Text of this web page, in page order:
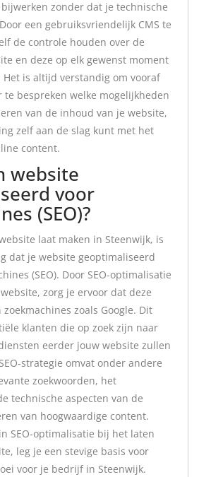
zonder dat je technische
een gebruiksvriendelijk CMS te
de controle houden over de
en deze op elk gewenst moment
is altijd verstandig om vooraf
te bespreken welke mogelijkheden
van de inhoud van je website,
zelf aan de slag kunt met het
content.
website
voor
(SEO)?
laat maken in Steenwijk, is
dat je website geoptimaliseerd
(SEO). Door SEO-optimalisatie
zorg je ervoor dat deze
zoals Google. Dit
klanten die op zoek zijn naar
eerder jouw website zullen
strategie omvat onder andere
zoekwoorden, het
technische aspecten van de
van hoogwaardige content.
SEO-optimalisatie bij het laten
leg je een stevige basis voor
voor je bedrijf in Steenwijk.